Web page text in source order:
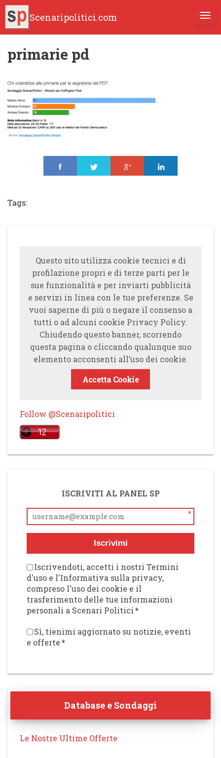
Scenaripolitici.com
primarie pd
Tags:
Questo sito utilizza cookie tecnici e di
profilazione propri e di terze parti per le
sue funzionalità e per inviarti pubblicità
e servizi in linea con le tue preferenze. Se
vuoi saperne di più o negare il consenso a
tutti o ad alcuni cookie Privacy Policy.
Chiudendo questo banner, scorrendo
questa pagina o cliccando qualunque suo
elemento acconsenti all’uso dei cookie.
Accetta Cookie
Follow @Scenaripolitici
ISCRIVITI AL PANEL SP
*
Iscrivimi
Iscrivendoti, accetti i nostri Termini
d'uso e l'Informativa sulla privacy,
compreso l'uso dei cookie e il
trasferimento delle tue informazioni
personali a Scenari Politici*
Sì, tienimi aggiornato su notizie, eventi
e offerte*
Database e Sondaggi
Le Nostre Ultime Offerte